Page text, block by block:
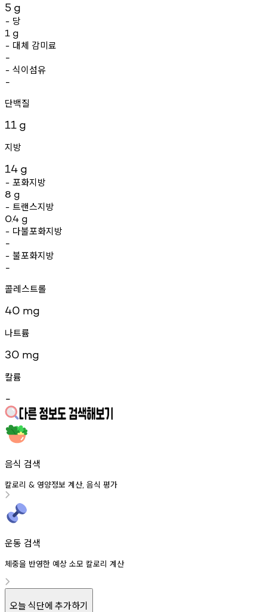
5 g
- 당
1 g
- 대체 감미료
-
- 식이섬유
-
단백질
11 g
지방
14 g
- 포화지방
8 g
- 트랜스지방
0.4 g
- 다불포화지방
-
- 불포화지방
-
콜레스트롤
40 mg
나트륨
30 mg
칼륨
-
음식 검색
칼로리 & 영양정보 계산, 음식 평가
운동 검색
체중을 반영한 예상 소모 칼로리 계산
오늘 식단에 추가하기